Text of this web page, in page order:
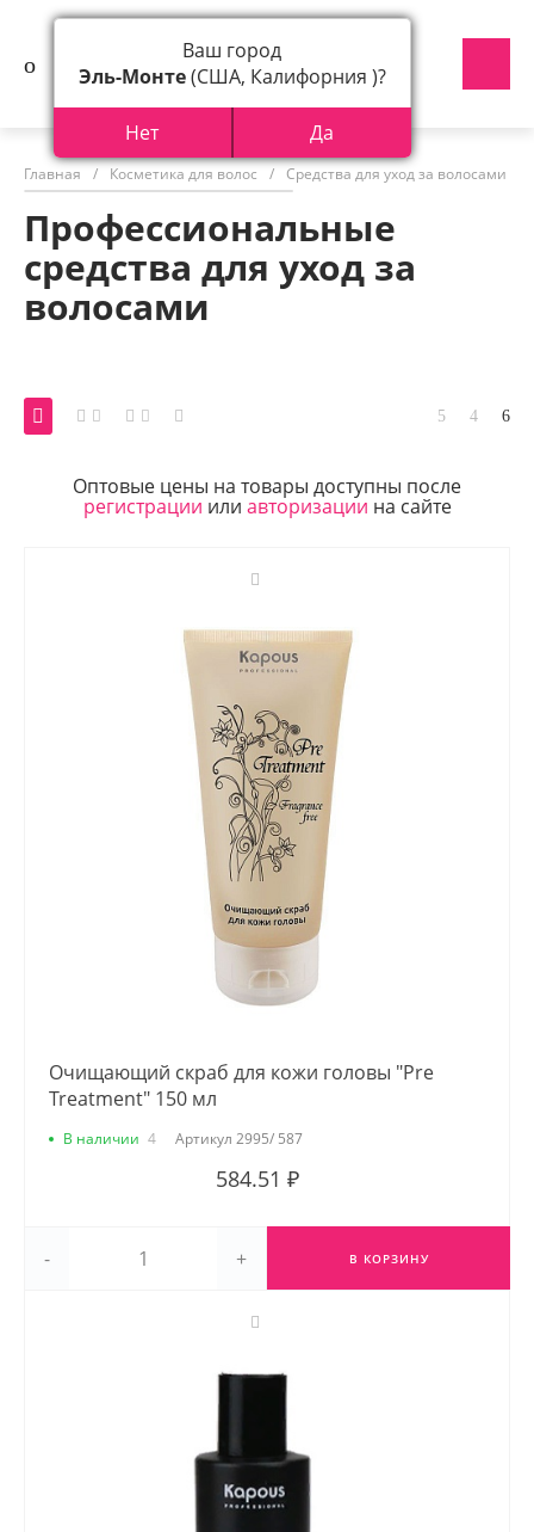
Главная / Косметика для волос / Средства для уход за волосами
Профессиональные
средства для уход за
волосами
Оптовые цены на товары доступны после
регистрации или авторизации на сайте
Очищающий скраб для кожи головы "Pre
Treatment" 150 мл
В наличии 4 Артикул 2995/ 587
584.51 ₽
- + В КОРЗИНУ
Ваш город
Эль-Монте(США, Калифорния )?
Нет Да